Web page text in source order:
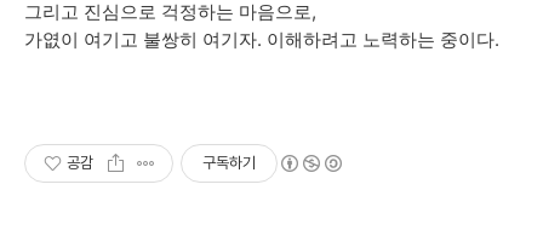
그리고 진심으로 걱정하는 마음으로,
가엾이 여기고 불쌍히 여기자. 이해하려고 노력하는 중이다.
공감 구독하기